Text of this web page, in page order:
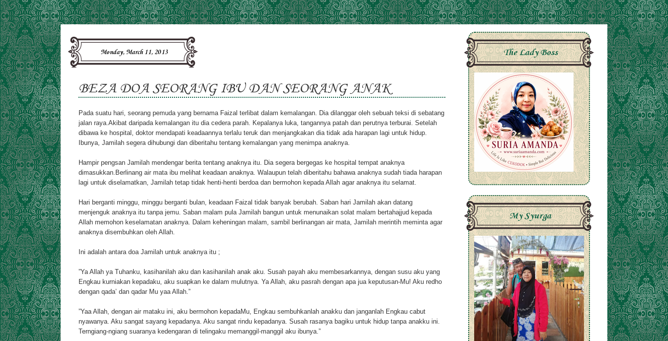
Monday, March 11, 2013
BEZA DOA SEORANG IBU DAN SEORANG ANAK
Pada suatu hari, seorang pemuda yang bernama Faizal terlibat dalam kemalangan. Dia dilanggar oleh sebuah teksi di sebatang
jalan raya.Akibat daripada kemalangan itu dia cedera parah. Kepalanya luka, tangannya patah dan perutnya terburai. Setelah
dibawa ke hospital, doktor mendapati keadaannya terlalu teruk dan menjangkakan dia tidak ada harapan lagi untuk hidup.
Ibunya, Jamilah segera dihubungi dan diberitahu tentang kemalangan yang menimpa anaknya.
Hampir pengsan Jamilah mendengar berita tentang anaknya itu. Dia segera bergegas ke hospital tempat anaknya
dimasukkan.Berlinang air mata ibu melihat keadaan anaknya. Walaupun telah diberitahu bahawa anaknya sudah tiada harapan
lagi untuk diselamatkan, Jamilah tetap tidak henti-henti berdoa dan bermohon kepada Allah agar anaknya itu selamat.
Hari berganti minggu, minggu berganti bulan, keadaan Faizal tidak banyak berubah. Saban hari Jamilah akan datang
menjenguk anaknya itu tanpa jemu. Saban malam pula Jamilah bangun untuk menunaikan solat malam bertahajjud kepada
Allah memohon keselamatan anaknya. Dalam keheningan malam, sambil berlinangan air mata, Jamilah merintih meminta agar
anaknya disembuhkan oleh Allah.
Ini adalah antara doa Jamilah untuk anaknya itu ;
”Ya Allah ya Tuhanku, kasihanilah aku dan kasihanilah anak aku. Susah payah aku membesarkannya, dengan susu aku yang
Engkau kurniakan kepadaku, aku suapkan ke dalam mulutnya. Ya Allah, aku pasrah dengan apa jua keputusan-Mu! Aku redho
dengan qada’ dan qadar Mu yaa Allah.”
”Yaa Allah, dengan air mataku ini, aku bermohon kepadaMu, Engkau sembuhkanlah anakku dan janganlah Engkau cabut
nyawanya. Aku sangat sayang kepadanya. Aku sangat rindu kepadanya. Susah rasanya bagiku untuk hidup tanpa anakku ini.
Terngiang-ngiang suaranya kedengaran di telingaku memanggil-manggil aku ibunya.”
The Lady Boss
My Syurga